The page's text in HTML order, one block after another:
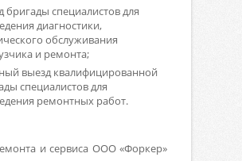
бригады специалистов для
диагностики,
обслуживания
и ремонта;
выезд квалифицированной
специалистов для
ремонтных работ.
и сервиса ООО «Форкер»